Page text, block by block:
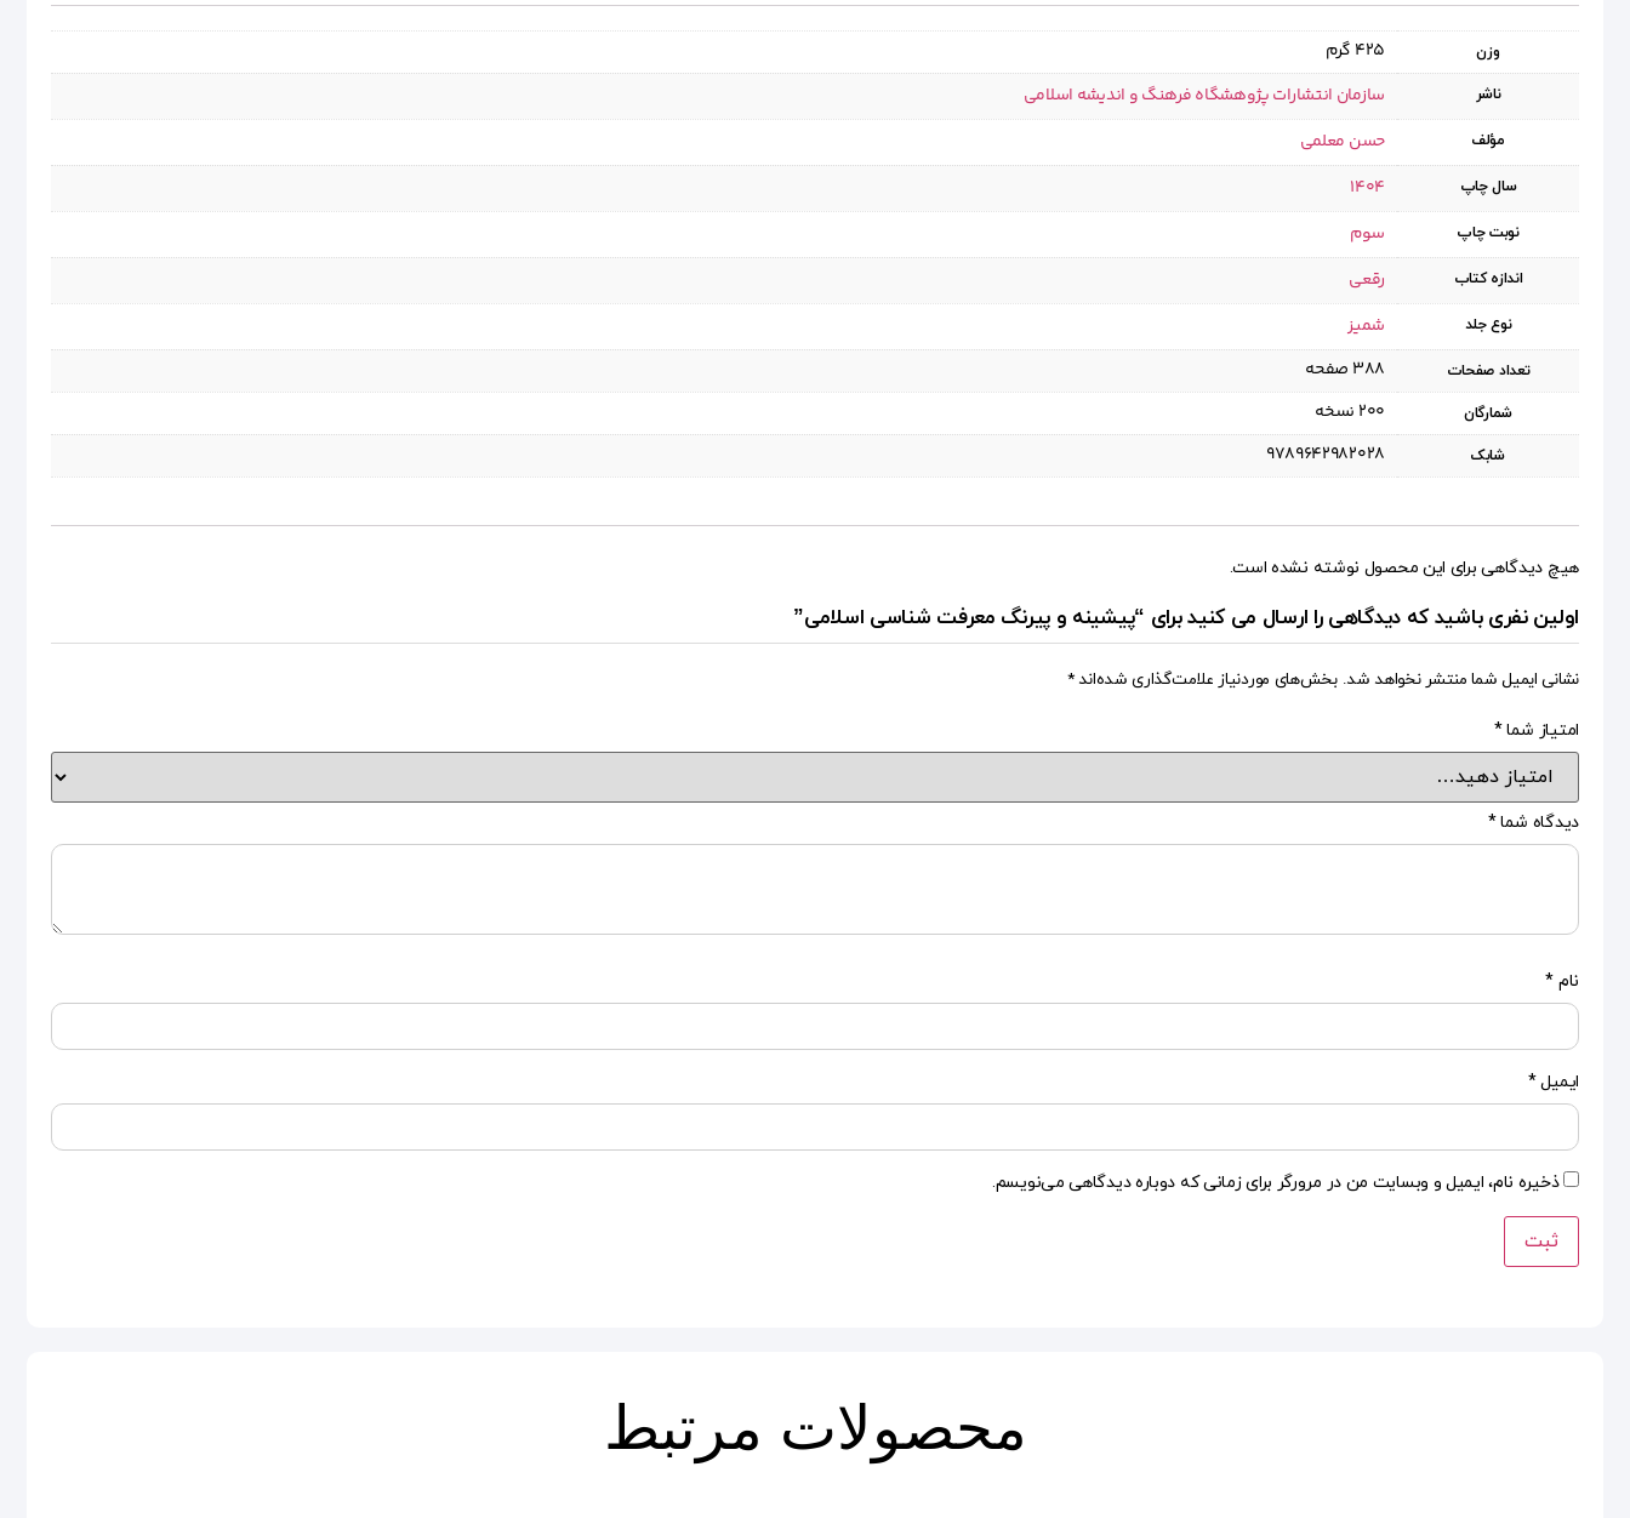
وزن 425 گرم
ناشر سازمان انتشارات پژوهشگاه فرهنگ و اندیشه اسلامی
مؤلف حسن معلمی
سال چاپ 1404
نوبت چاپ سوم
اندازه کتاب رقعی
نوع جلد شمیز
تعداد صفحات ۳۸۸ صفحه
شمارگان ۲۰۰ نسخه
شابک 9789642982028
هیچ دیدگاهی برای این محصول نوشته نشده است.
اولین نفری باشید که دیدگاهی را ارسال می کنید برای “پیشینه و پیرنگ معرفت شناسی اسلامی”
نشانی ایمیل شما منتشر نخواهد شد. بخش‌های موردنیاز علامت‌گذاری شده‌اند*
امتیاز شما*
دیدگاه شما*
نام *
ایمیل*
ذخیره نام، ایمیل و وبسایت من در مرورگر برای زمانی که دوباره دیدگاهی می‌نویسم.
محصولات مرتبط